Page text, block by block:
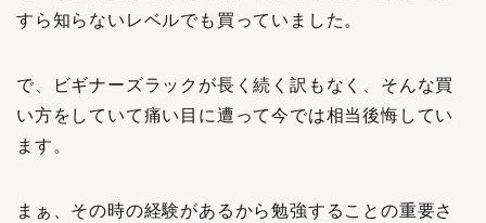
すら知らないレベルでも買っていました。
で、ビギナーズラックが長く続く訳もなく、そんな買
い方をしていて痛い目に遭って今では相当後悔してい
ます。
まぁ、その時の経験があるから勉強することの重要さ